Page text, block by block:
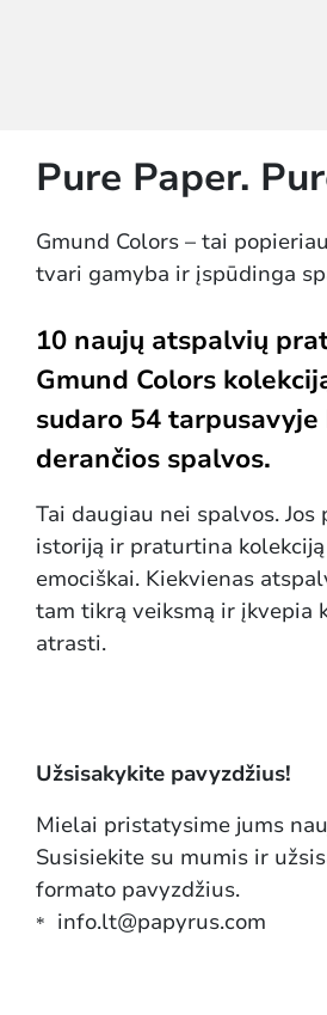
Pure Paper.
Gmund Colors – tai
tvari gamyba ir įspūdinga
10 naujų atspalvių
Gmund Colors
sudaro 54
derančios spalvos.
Tai daugiau nei spalvos. Jos
istoriją ir praturtina
emociškai. Kiekvienas
tam tikrą veiksmą ir įkvepia
atrasti.
Užsisakykite pavyzdžius!
Mielai pristatysime jums
Susisiekite su mumis ir
formato pavyzdžius.
* info.lt@papyrus.com